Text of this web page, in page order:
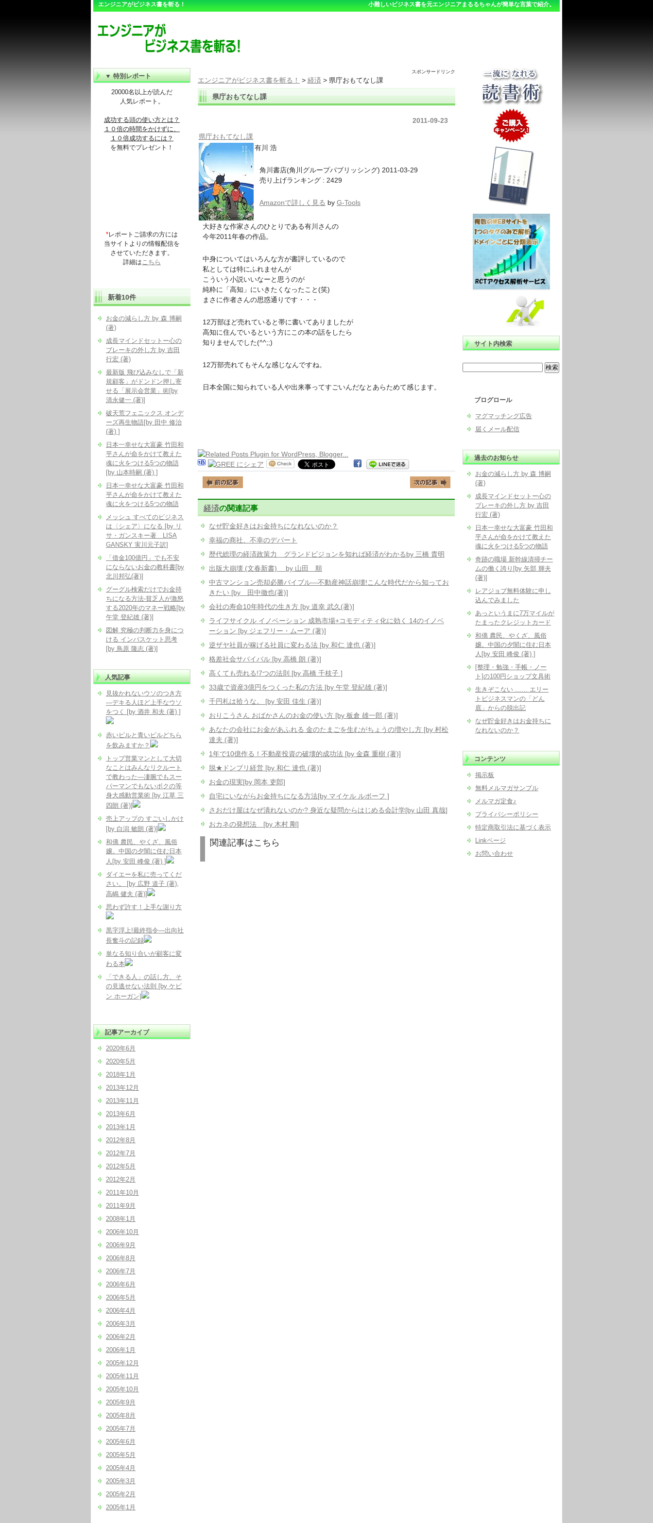
エンジニアがビジネス書を斬る！ 小難しいビジネス書を元エンジニアまるるちゃんが簡単な言葉で紹介。
スポンサードリンク
エンジニアがビジネス書を斬る！ > 経済 > 県庁おもてなし課
県庁おもてなし課
2011-09-23
県庁おもてなし課
有川 浩
角川書店(角川グループパブリッシング) 2011-03-29
売り上げランキング : 2429
Amazonで詳しく見る by G-Tools
大好きな作家さんのひとりである有川さんの
今年2011年春の作品。
中身についてはいろんな方が書評しているので
私としては特にふれませんが
こういう小説いいなーと思うのが
純粋に「高知」にいきたくなったこと(笑)
まさに作者さんの思惑通りです・・・
12万部ほど売れていると帯に書いてありましたが
高知に住んでいるという方にこの本の話をしたら
知りませんでした(^^;;)
12万部売れてもそんな感じなんですね。
日本全国に知られている人や出来事ってすごいんだなとあらためて感じます。
経済の関連記事
なぜ貯金好きはお金持ちになれないのか？
幸福の商社、不幸のデパート
歴代総理の経済政策力 グランドビジョンを知れば経済がわかるby 三橋 貴明
出版大崩壊 (文春新書) by 山田 順
中古マンション売却必勝バイブル―不動産神話崩壊!こんな時代だから知ってお
きたい [by 田中徹也(著)]
会社の寿命10年時代の生き方 [by 道幸 武久(著)]
ライフサイクル イノベーション 成熟市場+コモディティ化に効く 14のイノベ
ーション [by ジェフリー・ムーア (著)]
逆ザヤ社員が稼げる社員に変わる法 [by 和仁 達也 (著)]
格差社会サバイバル [by 高橋 朗 (著)]
高くても売れる!7つの法則 [by 高橋 千枝子 ]
33歳で資産3億円をつくった私の方法 [by 午堂 登紀雄 (著)]
千円札は拾うな。 [by 安田 佳生 (著)]
おりこうさん おばかさんのお金の使い方 [by 板倉 雄一郎 (著)]
あなたの会社にお金があふれる 金のたまごを生むがちょうの増やし方 [by 村松
達夫 (著)]
1年で10億作る！不動産投資の破壊的成功法 [by 金森 重樹 (著)]
脱★ドンブリ経営 [by 和仁 達也 (著)]
お金の現実[by 岡本 吏郎]
自宅にいながらお金持ちになる方法[by マイケル ルボーフ ]
さおだけ屋はなぜ潰れないのか? 身近な疑問からはじめる会計学[by 山田 真哉]
おカネの発想法 [by 木村 剛]
関連記事はこちら
サイト内検索
ブログロール
マグマッチング広告
届くメール配信
過去のお知らせ
お金の減らし方 by 森 博嗣
(著)
成長マインドセットー心の
ブレーキの外し方 by 吉田
行宏 (著)
日本一幸せな大富豪 竹田和
平さんが命をかけて教えた
魂に火をつける5つの物語
奇跡の職場 新幹線清掃チー
ムの働く誇り[by 矢部 輝夫
(著)]
レアジョブ無料体験に申し
込んでみました
あっというまに7万マイルが
たまったクレジットカード
和僑 農民、やくざ、風俗
嬢。中国の夕闇に住む日本
人[by 安田 峰俊 (著) ]
[整理・勉強・手帳・ノー
ト]の100円ショップ文具術
生きぞこない …… エリー
トビジネスマンの「どん
底」からの脱出記
なぜ貯金好きはお金持ちに
なれないのか？
コンテンツ
掲示板
無料メルマガサンプル
メルマガ定食♪
プライバシーポリシー
特定商取引法に基づく表示
Linkページ
お問い合わせ
▼ 特別レポート
20000名以上が読んだ
人気レポート。
成功する頭の使い方とは？
１０倍の時間をかけずに、
１０倍成功するには？
を無料でプレゼント！
*レポートご請求の方には
当サイトよりの情報配信を
させていただきます。
詳細はこちら
新着10件
お金の減らし方 by 森 博嗣
(著)
成長マインドセットー心の
ブレーキの外し方 by 吉田
行宏 (著)
最新版 飛び込みなしで「新
規顧客」がドンドン押し寄
せる「展示会営業」術[by
清永健一 (著)]
破天荒フェニックス オンデ
ーズ再生物語[by 田中 修治
(著) ]
日本一幸せな大富豪 竹田和
平さんが命をかけて教えた
魂に火をつける5つの物語
[by 山本時嗣 (著) ]
日本一幸せな大富豪 竹田和
平さんが命をかけて教えた
魂に火をつける5つの物語
メッシュ すべてのビジネス
は〈シェア〉になる [by リ
サ・ガンスキー著 LISA
GANSKY 実川元子訳]
「借金100億円」でも不安
にならないお金の教科書[by
北川邦弘(著)]
グーグル検索だけでお金持
ちになる方法-貧乏人が激怒
する2020年のマネー戦略[by
午堂 登紀雄 (著)]
図解 究極の判断力を身につ
ける インバスケット思考
[by 鳥原 隆志 (著)]
人気記事
見抜かれないウソのつき方
―デキる人ほど上手なウソ
をつく [by 酒井 和夫 (著) ]
赤いピルと青いピルどちら
を飲みますか？
トップ営業マンとして大切
なことはみんなリクルート
で教わった―凄腕でもスー
パーマンでもないボクの等
身大感動営業術 [by 江草 三
四朗 (著)]
売上アップの すごいしかけ
[by 白潟 敏朗 (著)]
和僑 農民、やくざ、風俗
嬢。中国の夕闇に住む日本
人[by 安田 峰俊 (著) ]
ダイエーを私に売ってくだ
さい。 [by 広野 道子 (著),
高嶋 健夫 (著)]
思わず許す！上手な謝り方
黒字浮上!最終指令―出向社
長奮斗の記録
単なる知り合いが顧客に変
わる本
「できる人」の話し方、そ
の見逃せない法則 [by ケビ
ン ホーガン]
記事アーカイブ
2020年6月
2020年5月
2018年1月
2013年12月
2013年11月
2013年6月
2013年1月
2012年8月
2012年7月
2012年5月
2012年2月
2011年10月
2011年9月
2008年1月
2006年10月
2006年9月
2006年8月
2006年7月
2006年6月
2006年5月
2006年4月
2006年3月
2006年2月
2006年1月
2005年12月
2005年11月
2005年10月
2005年9月
2005年8月
2005年7月
2005年6月
2005年5月
2005年4月
2005年3月
2005年2月
2005年1月